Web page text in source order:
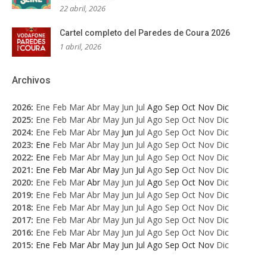
22 abril, 2026
Cartel completo del Paredes de Coura 2026
1 abril, 2026
Archivos
2026: Ene Feb Mar Abr May Jun Jul Ago Sep Oct Nov Dic
2025: Ene Feb Mar Abr May Jun Jul Ago Sep Oct Nov Dic
2024: Ene Feb Mar Abr May Jun Jul Ago Sep Oct Nov Dic
2023: Ene Feb Mar Abr May Jun Jul Ago Sep Oct Nov Dic
2022: Ene Feb Mar Abr May Jun Jul Ago Sep Oct Nov Dic
2021: Ene Feb Mar Abr May Jun Jul Ago Sep Oct Nov Dic
2020: Ene Feb Mar Abr May Jun Jul Ago Sep Oct Nov Dic
2019: Ene Feb Mar Abr May Jun Jul Ago Sep Oct Nov Dic
2018: Ene Feb Mar Abr May Jun Jul Ago Sep Oct Nov Dic
2017: Ene Feb Mar Abr May Jun Jul Ago Sep Oct Nov Dic
2016: Ene Feb Mar Abr May Jun Jul Ago Sep Oct Nov Dic
2015: Ene Feb Mar Abr May Jun Jul Ago Sep Oct Nov Dic